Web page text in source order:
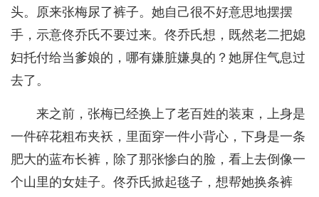
头。原来张梅尿了裤子。她自己很不好意思地摆摆
手，示意佟乔氏不要过来。佟乔氏想，既然老二把媳
妇托付给当爹娘的，哪有嫌脏嫌臭的？她屏住气息过
去了。
来之前，张梅已经换上了老百姓的装束，上身是
一件碎花粗布夹袄，里面穿一件小背心，下身是一条
肥大的蓝布长裤，除了那张惨白的脸，看上去倒像一
个山里的女娃子。佟乔氏掀起毯子，想帮她换条裤